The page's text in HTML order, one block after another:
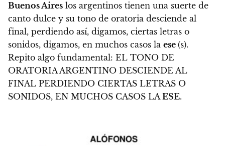
Buenos Aires los argentinos tienen una suerte de
canto dulce y su tono de oratoria desciende al
final, perdiendo así, digamos, ciertas letras o
sonidos, digamos, en muchos casos la ese (s).
Repito algo fundamental: EL TONO DE
ORATORIA ARGENTINO DESCIENDE AL
FINAL PERDIENDO CIERTAS LETRAS O
SONIDOS, EN MUCHOS CASOS LAESE.